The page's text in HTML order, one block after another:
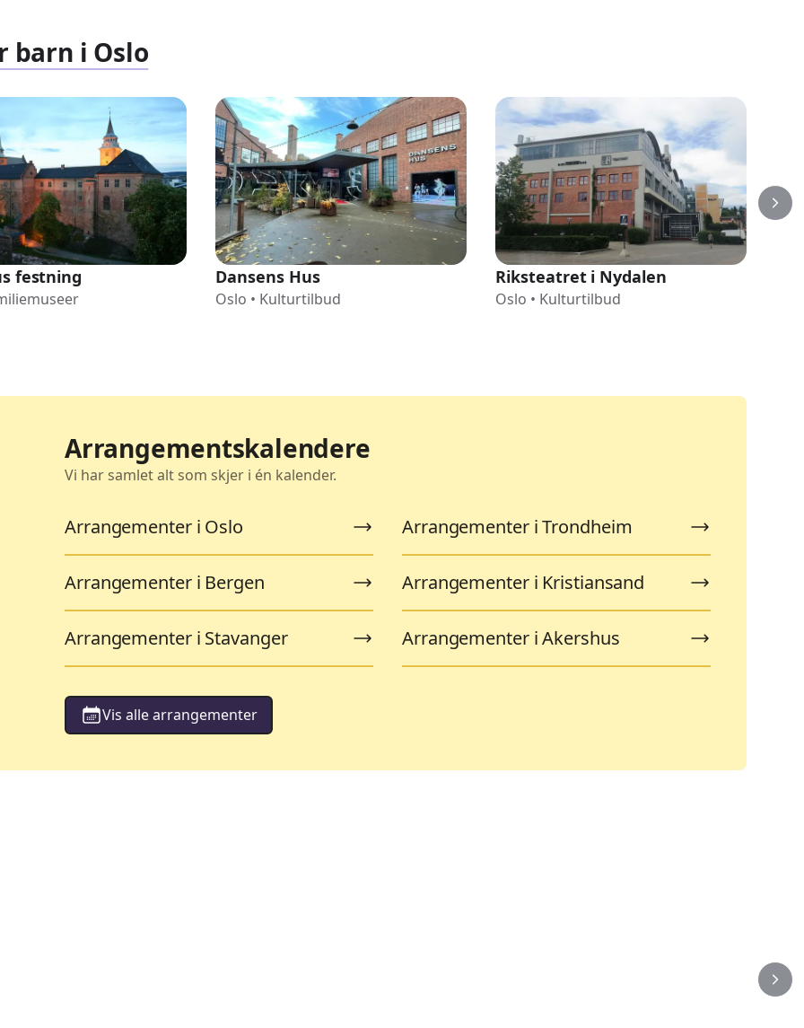
barn i Oslo
festning Dansens Hus
Oslo • Kulturtilbud
Riksteatret i Nydalen
Oslo • Kulturtilbud
Arrangementskalendere
Vi har samlet alt som skjer i én kalender.
Arrangementer i Oslo Arrangementer i Trondheim
Arrangementer i Bergen Arrangementer i Kristiansand
Arrangementer i Stavanger Arrangementer i Akershus
Vis alle arrangementer